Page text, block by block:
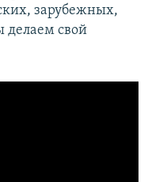
зарубежных,
делаем свой